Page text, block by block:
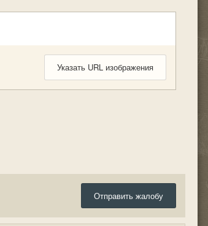
Указать URL изображения
Отправить жалобу